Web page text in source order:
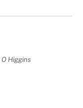
O Higgins